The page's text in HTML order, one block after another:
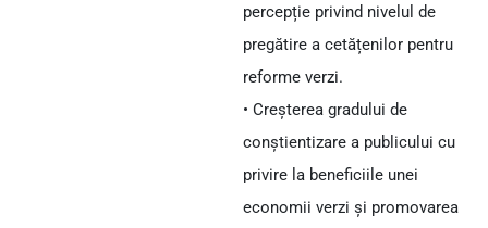
percepție privind nivelul de
pregătire a cetățenilor pentru
reforme verzi.
• Creșterea gradului de
conștientizare a publicului cu
privire la beneficiile unei
economii verzi și promovarea